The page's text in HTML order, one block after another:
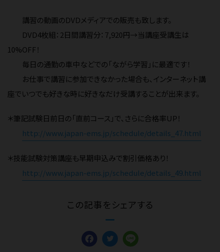
講習の動画のDVDメディアでの販売も致します。
DVD4枚組：2日間講習分：7,920円→当講座受講生は
10%OFF！
毎日の通勤の車中などでの「ながら学習」に最適です！
お仕事で講習に参加できなかった場合も、インターネット講
座でいつでも好きな時に好きなだけ受講することが出来ます。
＊筆記試験日前日の「直前コース」で、さらに合格率UP！
http://www.japan-ems.jp/schedule/details_47.html
＊技能試験対策講座も早期申込みで割引価格あり！
http://www.japan-ems.jp/schedule/details_49.html
この記事をシェアする
Facebook
Twitter